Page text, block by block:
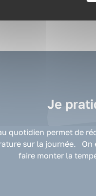
Je
quotidien permet de
sur la journée. On
faire monter la